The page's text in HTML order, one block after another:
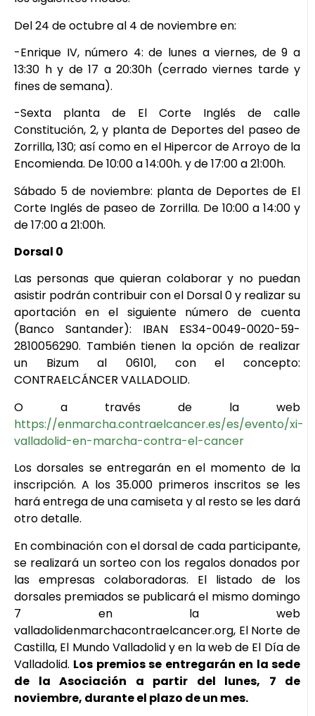
Del 24 de octubre al 4 de noviembre en:
-Enrique IV, número 4: de lunes a viernes, de 9 a
13:30 h y de 17 a 20:30h (cerrado viernes tarde y
fines de semana).
-Sexta planta de El Corte Inglés de calle
Constitución, 2, y planta de Deportes del paseo de
Zorrilla, 130; así como en el Hipercor de Arroyo de la
Encomienda. De 10:00 a 14:00h. y de 17:00 a 21:00h.
Sábado 5 de noviembre: planta de Deportes de El
Corte Inglés de paseo de Zorrilla. De 10:00 a 14:00 y
de 17:00 a 21:00h.
Dorsal 0
Las personas que quieran colaborar y no puedan
asistir podrán contribuir con el Dorsal 0 y realizar su
aportación en el siguiente número de cuenta
(Banco Santander): IBAN ES34-0049-0020-59-
2810056290. También tienen la opción de realizar
un Bizum al 06101, con el concepto:
CONTRAELCÁNCER VALLADOLID.
O a través de la web
https://enmarcha.contraelcancer.es/es/evento/xi-
valladolid-en-marcha-contra-el-cancer
Los dorsales se entregarán en el momento de la
inscripción. A los 35.000 primeros inscritos se les
hará entrega de una camiseta y al resto se les dará
otro detalle.
En combinación con el dorsal de cada participante,
se realizará un sorteo con los regalos donados por
las empresas colaboradoras. El listado de los
dorsales premiados se publicará el mismo domingo
7 en la web
valladolidenmarchacontraelcancer.org, El Norte de
Castilla, El Mundo Valladolid y en la web de El Día de
Valladolid. Los premios se entregarán en la sede
de la Asociación a partir del lunes, 7 de
noviembre, durante el plazo de un mes.